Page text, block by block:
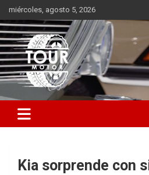
Saltar
al
contenido
miércoles, agosto 5, 2026
Tour Motor
Plataforma de contenido
Kia sorprende con